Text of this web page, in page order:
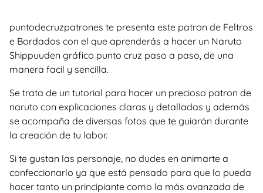
puntodecruzpatrones te presenta este patron de Feltros
e Bordados con el que aprenderás a hacer un Naruto
Shippuuden gráfico punto cruz paso a paso, de una
manera facil y sencilla.
Se trata de un tutorial para hacer un precioso patron de
naruto con explicaciones claras y detalladas y además
se acompaña de diversas fotos que te guiarán durante
la creación de tu labor.
Si te gustan las personaje, no dudes en animarte a
confeccionarlo ya que está pensado para que lo pueda
hacer tanto un principiante como la más avanzada de